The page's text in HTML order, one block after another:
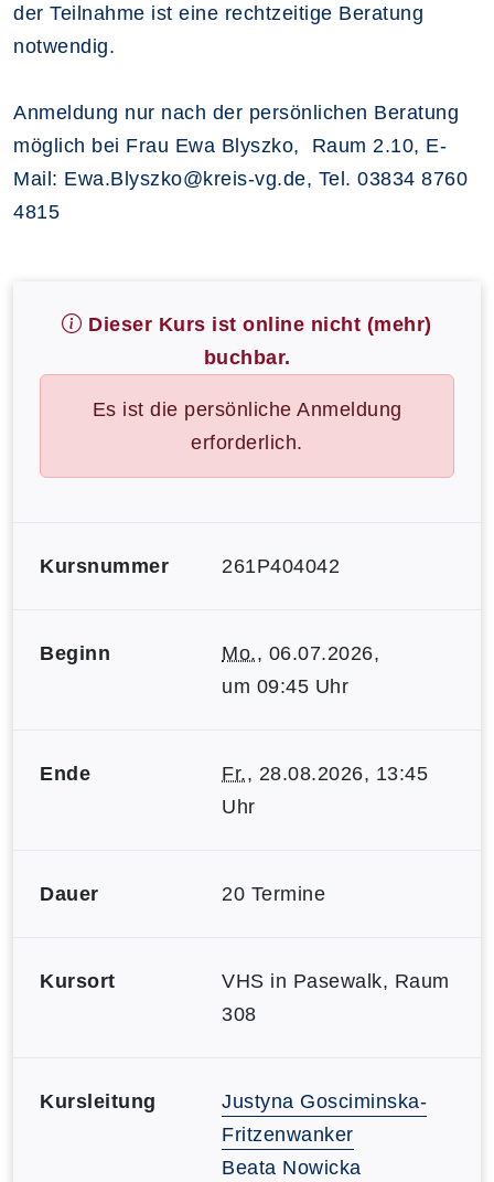
der Teilnahme ist eine rechtzeitige Beratung
notwendig.
Anmeldung nur nach der persönlichen Beratung
möglich bei Frau Ewa Blyszko, Raum 2.10, E-
Mail: Ewa.Blyszko@kreis-vg.de, Tel. 03834 8760
4815
Dieser Kurs ist online nicht (mehr)
buchbar.
Es ist die persönliche Anmeldung
erforderlich.
Kursnummer 261P404042
Beginn Mo., 06.07.2026,
um 09:45 Uhr
Ende Fr., 28.08.2026, 13:45
Uhr
Dauer 20 Termine
Kursort
VHS in Pasewalk, Raum
308
Kursleitung
Justyna Gosciminska-
Fritzenwanker
Beata Nowicka